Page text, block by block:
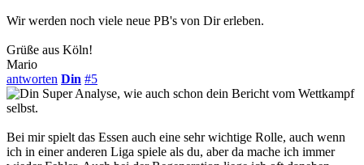
Wir werden noch viele neue PB's von Dir erleben.
Grüße aus Köln!
Mario
antworten Din #5
Super Analyse, wie auch schon dein Bericht vom Wettkampf
selbst.
Bei mir spielt das Essen auch eine sehr wichtige Rolle, auch wenn
ich in einer anderen Liga spiele als du, aber da mache ich immer